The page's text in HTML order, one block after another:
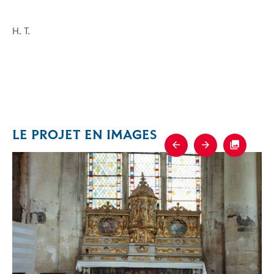
H. T.
LE PROJET EN IMAGES
Previous
Next